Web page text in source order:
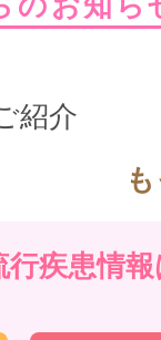
紹介
行疾患情